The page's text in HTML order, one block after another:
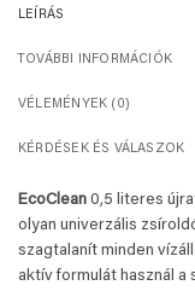
LEÍRÁS
TOVÁBBI INFORMÁCIÓK
VÉLEMÉNYEK (0)
KÉRDÉSEK ÉS VÁLASZOK
EcoClean 0,5 literes
olyan univerzális
szagtalanít minden
aktív formulát használ